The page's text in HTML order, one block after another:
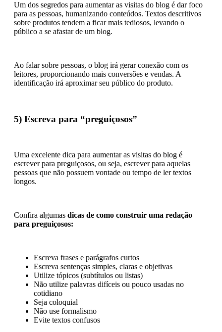
Um dos segredos para aumentar as visitas do blog é dar foco
para as pessoas, humanizando conteúdos. Textos descritivos
sobre produtos tendem a ficar mais tediosos, levando o
público a se afastar de um blog.
Ao falar sobre pessoas, o blog irá gerar conexão com os
leitores, proporcionando mais conversões e vendas. A
identificação irá aproximar seu público do produto.
5) Escreva para “preguiçosos”
Uma excelente dica para aumentar as visitas do blog é
escrever para preguiçosos, ou seja, escrever para aquelas
pessoas que não possuem vontade ou tempo de ler textos
longos.
Confira algumas dicas de como construir uma redação
para preguiçosos:
Escreva frases e parágrafos curtos
Escreva sentenças simples, claras e objetivas
Utilize tópicos (subtítulos ou listas)
Não utilize palavras difíceis ou pouco usadas no
cotidiano
Seja coloquial
Não use formalismo
Evite textos confusos